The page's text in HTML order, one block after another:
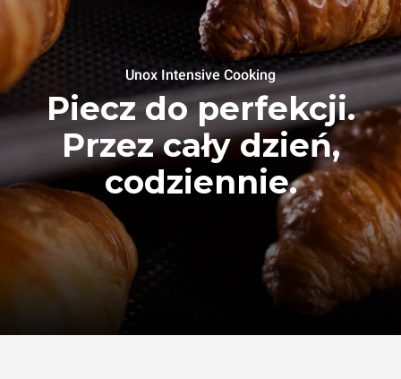
Unox Intensive Cooking
Piecz do perfekcji.
Przez cały dzień,
codziennie.